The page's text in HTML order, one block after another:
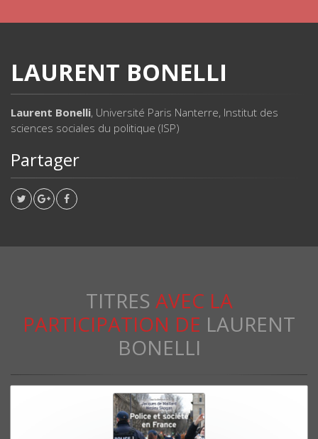
LAURENT BONELLI
Laurent Bonelli, Université Paris Nanterre, Institut des
sciences sociales du politique (ISP)
Partager
TITRES AVEC LA
PARTICIPATION DE LAURENT
BONELLI